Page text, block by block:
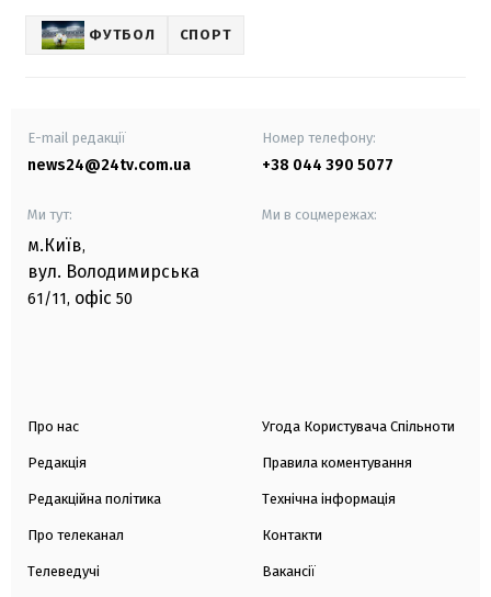
ФУТБОЛ СПОРТ
E-mail редакції
news24@24tv.com.ua
Номер телефону:
+38 044 390 5077
Ми тут:
м.Київ,
вул. Володимирська
61/11, офіс 50
Ми в соцмережах:
Про нас
Редакція
Редакційна політика
Про телеканал
Телеведучі
Угода Користувача Спільноти
Правила коментування
Технічна інформація
Контакти
Вакансії